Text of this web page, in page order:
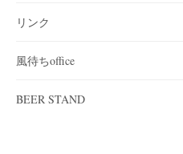
リンク
風待ちoffice
BEER STAND